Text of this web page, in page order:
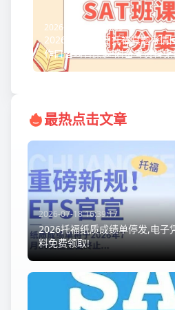
2026-07-31 19:53:39
2026年7月29日托福真题考情
作口语均有原题!附备考资料
最热点击文章
2026-07-18 16:39:17
2026托福纸质成绩单停发,电子
料免费领取!